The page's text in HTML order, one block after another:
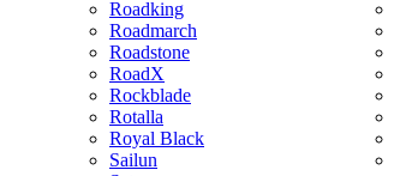
Roadking
Roadmarch
Roadstone
RoadX
Rockblade
Rotalla
Royal Black
Sailun